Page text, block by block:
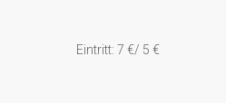
Eintritt: 7 €/ 5 €